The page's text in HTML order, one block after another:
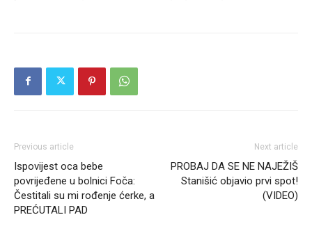
Previous article
Ispovijest oca bebe
povrijeđene u bolnici Foča:
Čestitali su mi rođenje ćerke, a
PREĆUTALI PAD
Next article
PROBAJ DA SE NE NAJEŽIŠ
Stanišić objavio prvi spot!
(VIDEO)